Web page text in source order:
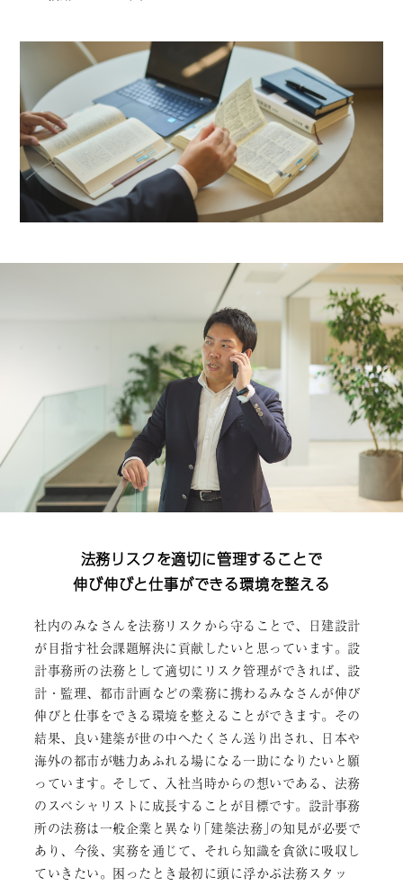
法務リスクを適切に管理することで
伸び伸びと仕事ができる環境を整える
社内のみなさんを法務リスクから守ることで、日建設計
が目指す社会課題解決に貢献したいと思っています。設
計事務所の法務として適切にリスク管理ができれば、設
計・監理、都市計画などの業務に携わるみなさんが伸び
伸びと仕事をできる環境を整えることができます。その
結果、良い建築が世の中へたくさん送り出され、日本や
海外の都市が魅力あふれる場になる一助になりたいと願
っています。そして、入社当時からの想いである、法務
のスペシャリストに成長することが目標です。設計事務
所の法務は一般企業と異なり｢建築法務｣の知見が必要で
あり、今後、実務を通じて、それら知識を貪欲に吸収し
ていきたい。困ったとき最初に頭に浮かぶ法務スタッ